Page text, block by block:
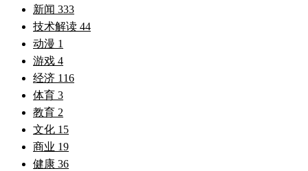
新闻 333
技术解读 44
动漫 1
游戏 4
经济 116
体育 3
教育 2
文化 15
商业 19
健康 36